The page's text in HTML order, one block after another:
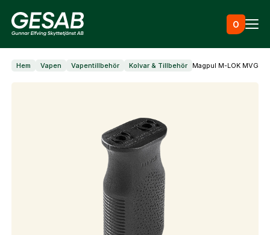
0
Ammunition
Jaktkläder & skor
Måltavlor
Hem Vapen Vapentillbehör Kolvar & Tillbehör Magpul M-LOK MVG